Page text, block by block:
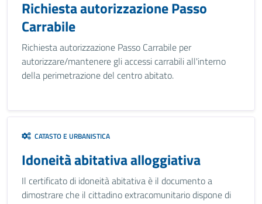
Richiesta autorizzazione Passo
Carrabile
Richiesta autorizzazione Passo Carrabile per
autorizzare/mantenere gli accessi carrabili all'interno
della perimetrazione del centro abitato.
CATASTO E URBANISTICA
Idoneità abitativa alloggiativa
Il certificato di idoneità abitativa è il documento a
dimostrare che il cittadino extracomunitario dispone di